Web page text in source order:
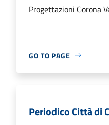
Progettazioni Corona
GO TO PAGE
Periodico Città di